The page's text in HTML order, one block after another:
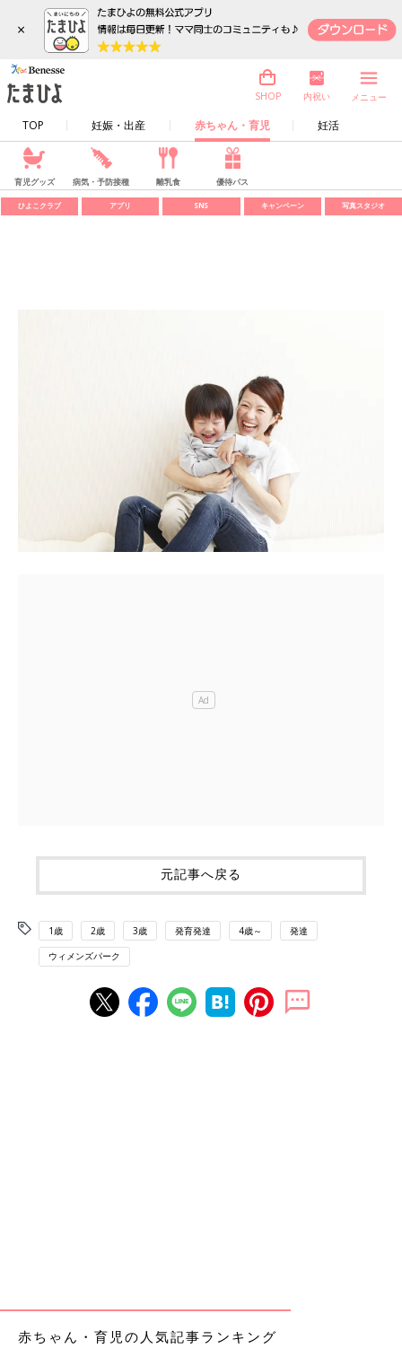
×
TOP 妊娠・出産 赤ちゃん・育児 妊活
SHOP 内祝い メニュー
育児グッズ 病気・予防接種 離乳食 優待パス
ひよこクラブ アプリ SNS キャンペーン 写真スタジオ
元記事へ戻る
1歳 2歳 3歳 発育発達 4歳～ 発達
ウィメンズパーク
赤ちゃん・育児の人気記事ランキング